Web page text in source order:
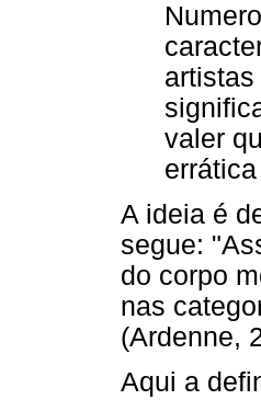
valer
A ideia é
segue:
do corpo
nas
(Ardenne,
Aqui a